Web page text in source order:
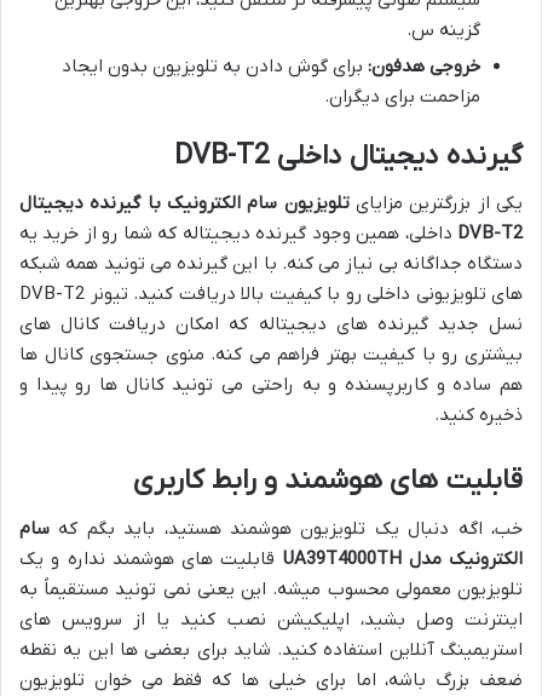
گزینه س.
خروجی هدفون: برای گوش دادن به تلویزیون بدون ایجاد
مزاحمت برای دیگران.
گیرنده دیجیتال داخلی DVB-T2
یکی از بزرگترین مزایایتلویزیون سام الکترونیک با گیرنده دیجیتال
DVB-T2 داخلی، همین وجود گیرنده دیجیتاله که شما رو از خرید یه
دستگاه جداگانه بی نیاز می کنه. با این گیرنده می تونید همه شبکه
های تلویزیونی داخلی رو با کیفیت بالا دریافت کنید. تیونر DVB-T2
نسل جدید گیرنده های دیجیتاله که امکان دریافت کانال های
بیشتری رو با کیفیت بهتر فراهم می کنه. منوی جستجوی کانال ها
هم ساده و کاربرپسنده و به راحتی می تونید کانال ها رو پیدا و
ذخیره کنید.
قابلیت های هوشمند و رابط کاربری
خب، اگه دنبال یک تلویزیون هوشمند هستید، باید بگم که سام
الکترونیک مدل UA39T4000TH
قابلیت های هوشمند نداره و یک
تلویزیون معمولی محسوب میشه. این یعنی نمی تونید مستقیماً به
اینترنت وصل بشید، اپلیکیشن نصب کنید یا از سرویس های
استریمینگ آنلاین استفاده کنید. شاید برای بعضی ها این یه نقطه
ضعف بزرگ باشه، اما برای خیلی ها که فقط می خوان تلویزیون